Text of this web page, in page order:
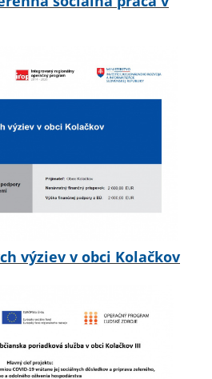
výziev v obci Kolačkov